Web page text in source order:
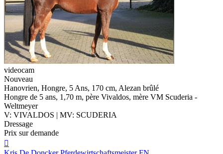
videocam
Nouveau
Hanovrien, Hongre, 5 Ans, 170 cm, Alezan brûlé
Hongre de 5 ans, 1,70 m, père Vivaldos, mère VM Scuderia -
Weltmeyer
V: VIVALDOS | MV: SCUDERIA
Dressage
Prix sur demande
